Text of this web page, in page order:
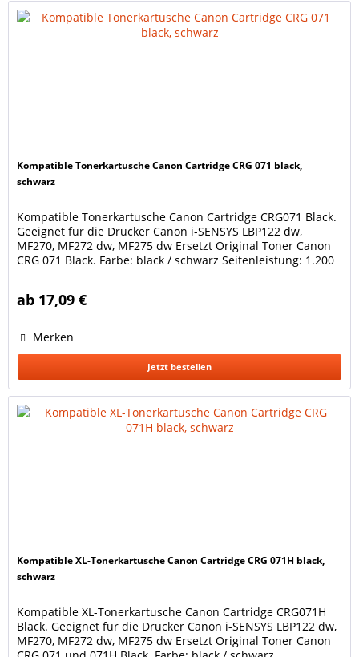
Kompatible Tonerkartusche Canon Cartridge CRG 071 black,
schwarz
Kompatible Tonerkartusche Canon Cartridge CRG071 Black.
Geeignet für die Drucker Canon i-SENSYS LBP122 dw,
MF270, MF272 dw, MF275 dw Ersetzt Original Toner Canon
CRG 071 Black. Farbe: black / schwarz Seitenleistung: 1.200
DIN/ISO 9001 und / oder 14001 produziert. Diese...
ab 17,09 €
Merken
Jetzt bestellen
Kompatible XL-Tonerkartusche Canon Cartridge CRG 071H black,
schwarz
Kompatible XL-Tonerkartusche Canon Cartridge CRG071H
Black. Geeignet für die Drucker Canon i-SENSYS LBP122 dw,
MF270, MF272 dw, MF275 dw Ersetzt Original Toner Canon